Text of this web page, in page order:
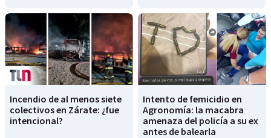
Incendio de al menos siete
colectivos en Zárate: ¿fue
intencional?
Intento de femicidio en
Agronomía: la macabra
amenaza del policía a su ex
antes de balearla